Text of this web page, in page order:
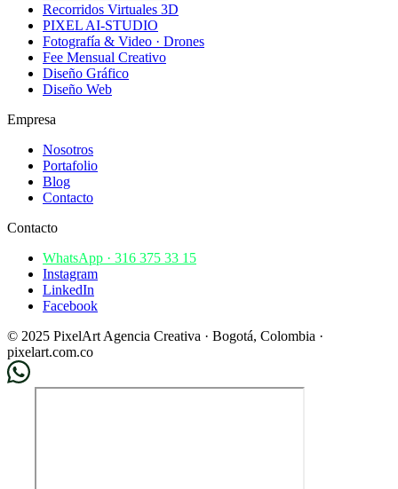
Recorridos Virtuales 3D
PIXEL AI-STUDIO
Fotografía & Video · Drones
Fee Mensual Creativo
Diseño Gráfico
Diseño Web
Empresa
Nosotros
Portafolio
Blog
Contacto
Contacto
WhatsApp · 316 375 33 15
Instagram
LinkedIn
Facebook
© 2025 PixelArt Agencia Creativa · Bogotá, Colombia ·
pixelart.com.co